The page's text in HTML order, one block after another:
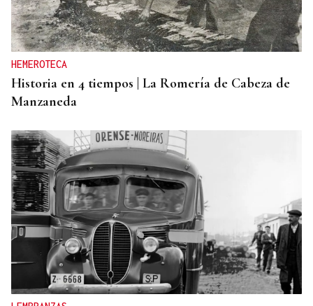
HEMEROTECA
Historia en 4 tiempos | La Romería de Cabeza de
Manzaneda